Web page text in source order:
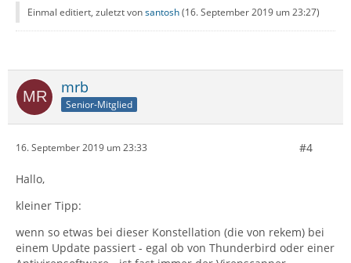
Einmal editiert, zuletzt vonsantosh(16. September 2019 um 23:27)
mrb
Senior-Mitglied
16. September 2019 um 23:33 #4
Hallo,
kleiner Tipp:
wenn so etwas bei dieser Konstellation (die von rekem) bei
einem Update passiert - egal ob von Thunderbird oder einer